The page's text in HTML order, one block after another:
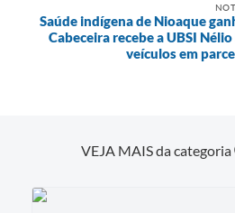
Saúde indígena de Nioaque
Cabeceira recebe a UBSI
veículos em
VEJA MAIS da categoria